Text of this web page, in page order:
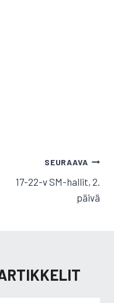
SEURAAVA
17-22-v SM-hallit, 2.
päivä